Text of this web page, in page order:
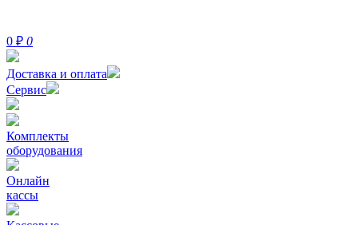
0 ₽ 0
Доставка и оплата
Сервис
Комплекты
оборудования
Онлайн
кассы